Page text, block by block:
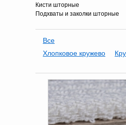
Кисти шторные
Подхваты и заколки шторные
Все
Хлопковое кружево